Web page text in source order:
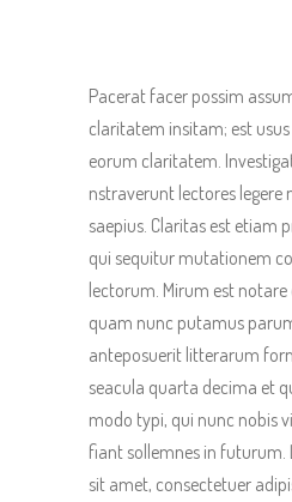
Pacerat facer possim
claritatem insitam; est
eorum claritatem.
nstraverunt lectores legere
saepius. Claritas est etiam
qui sequitur mutationem
lectorum. Mirum est
quam nunc putamus
anteposuerit litterarum
seacula quarta decima et
modo typi, qui nunc nobis
fiant sollemnes in
sit amet, consectetuer